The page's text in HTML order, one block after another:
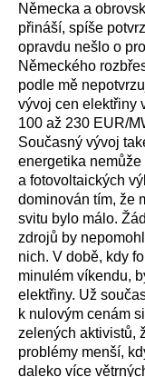
Německa a
přináší, spíše
opravdu nešlo o
Německého
podle mě
vývoj cen elektřiny
100 až 230 EUR/
Současný vývoj
energetika
a fotovoltaických
dominován tím, že
svitu bylo málo.
zdrojů by
nich. V době, kdy
minulém víkendu,
elektřiny. Už
k nulovým cenám
zelených aktivistů,
problémy menší,
daleko více